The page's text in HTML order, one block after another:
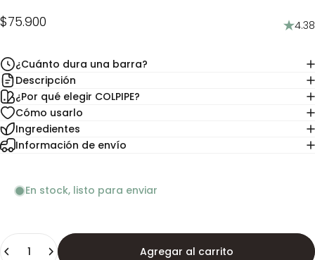
$75.900 4.38
¿Cuánto dura una barra?
Descripción
¿Por qué elegir COLPIPE?
Cómo usarlo
Ingredientes
Información de envío
En stock, listo para enviar
Agregar al carrito